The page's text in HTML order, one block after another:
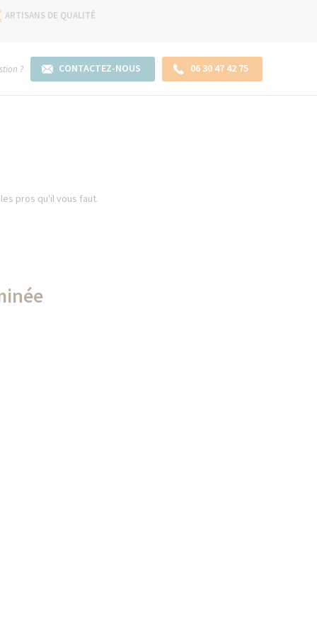
ARTISANS DE QUALITÉ
? CONTACTEZ-NOUS 06 30 47 42 75
pros qu'il vous faut.